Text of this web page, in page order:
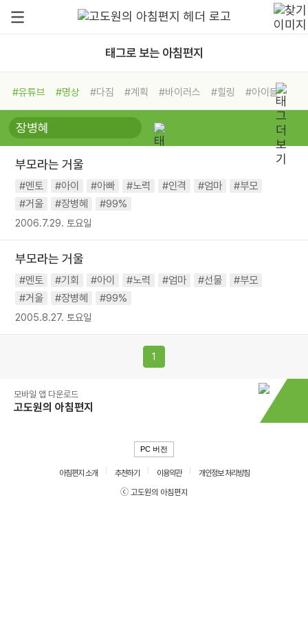
태그로 보는 아침편지
#유튜브 #명상 #다짐 #계획 #바이러스 #힐링
#아이들
#비전캠프
#독서캠프 #삶
#희망
#나눔 #친구 #링컨학교
#독서
#건강 #면역력
부모라는 거울
#멘토 #아이 #아빠 #노력 #인격 #엄마
#부모
#거울
#장병혜 #99%
2006.7.29. 토요일
부모라는 거울
#멘토 #기회 #아이 #노력 #엄마 #선물
#부모
#거울
#장병혜 #99%
2005.8.27. 토요일
1
모바일 앱 다운로드
고도원의 아침편지
PC 버전
아침편지 소개 추천하기 이용약관
개인정보 처리방침
ⓒ 고도원의 아침편지